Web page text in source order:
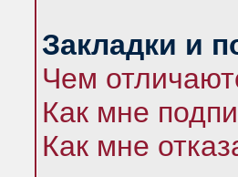
Закладки и
Чем
Как мне
Как мне